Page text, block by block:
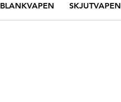
BLANKVAPEN SKJUTVAPEN